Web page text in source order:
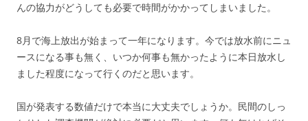
んの協力がどうしても必要で時間がかかってしまいました。
8月で海上放出が始まって一年になります。今では放水前にニュ
ースになる事も無く、いつか何事も無かったように本日放水し
ました程度になって行くのだと思います。
国が発表する数値だけで本当に大丈夫でしょうか。民間のしっ